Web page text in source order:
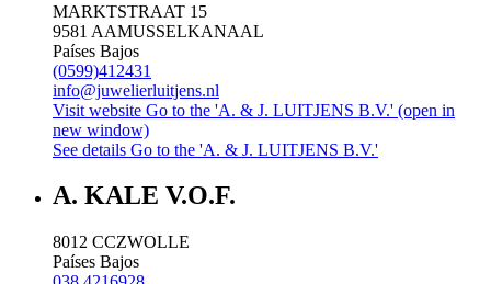
MARKTSTRAAT 15
9581 AAMUSSELKANAAL
Países Bajos
(0599)412431
info@juwelierluitjens.nl
Visit website Go to the 'A. & J. LUITJENS B.V.' (open in
new window)
See details Go to the 'A. & J. LUITJENS B.V.'
A. KALE V.O.F.
8012 CCZWOLLE
Países Bajos